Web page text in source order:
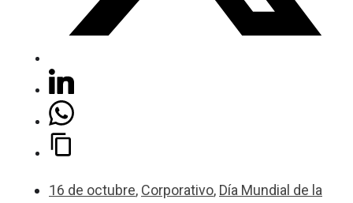
16 de octubre, Corporativo, Día Mundial de la